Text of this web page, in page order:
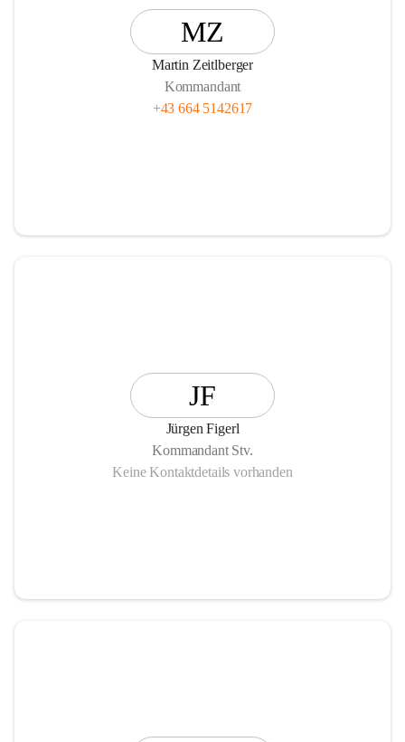
MZ
Martin Zeitlberger
Kommandant
+43 664 5142617
JF
Jürgen Figerl
Kommandant Stv.
Keine Kontaktdetails vorhanden